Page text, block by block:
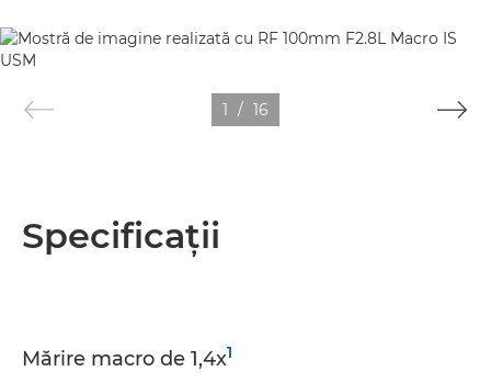
1 / 16
Specificaţii
Mărire macro de 1,4x1